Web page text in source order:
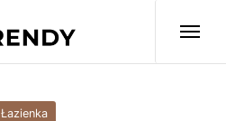
Łazienka